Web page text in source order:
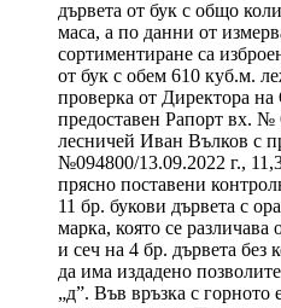
дървета от бук с общо
маса, а по данни от
сортиментиране са
от бук с обем 610 куб.м.
проверка от Директора
предоставен Рапорт вх. №
лесничей Иван Вълков с
№094800/13.09.2022 г.,
прясно поставени
11 бр. букови дървета с
марка, която се различава
и сеч на 4 бр. дървета без
да има издадено
„д”. Във връзка с горното